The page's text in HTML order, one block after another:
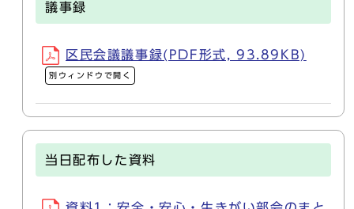
議事録
区民会議議事録(PDF形式, 93.89KB)
別ウィンドウで開く
当日配布した資料